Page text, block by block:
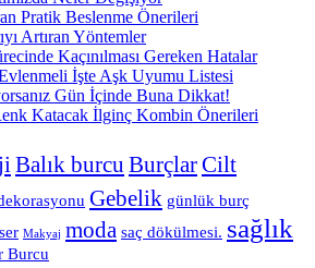
Balık burcu BurçlarCilt
Gebelik günlük burç
Makyaj moda saç dökülmesi. sağlık
Burcu